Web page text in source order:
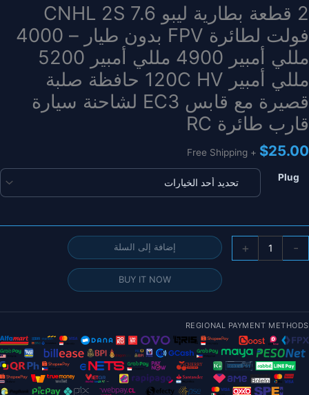
2 قطعة بطارية ليبو CNHL 2S 7.6
فولت لطائرة FPV بدون طيار – 4000
مللي أمبير 4900 مللي أمبير 5200
مللي أمبير 120C HV حافظة صلبة
قصيرة مع قابس EC3 لشاحنة سيارة
قارب طائرة RC
$25.00
+ Free Shipping
Plug
-
2
7.6
فولت
لطائرة
+ إضافة إلى السلة
BUY IT NOW
REGIONAL PAYMENT METHODS